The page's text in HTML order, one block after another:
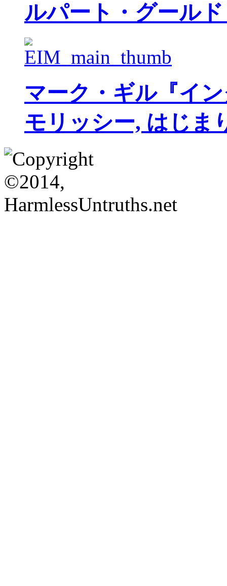
ルパート・グール
マーク・ギル『イ
モリッシー, はじま